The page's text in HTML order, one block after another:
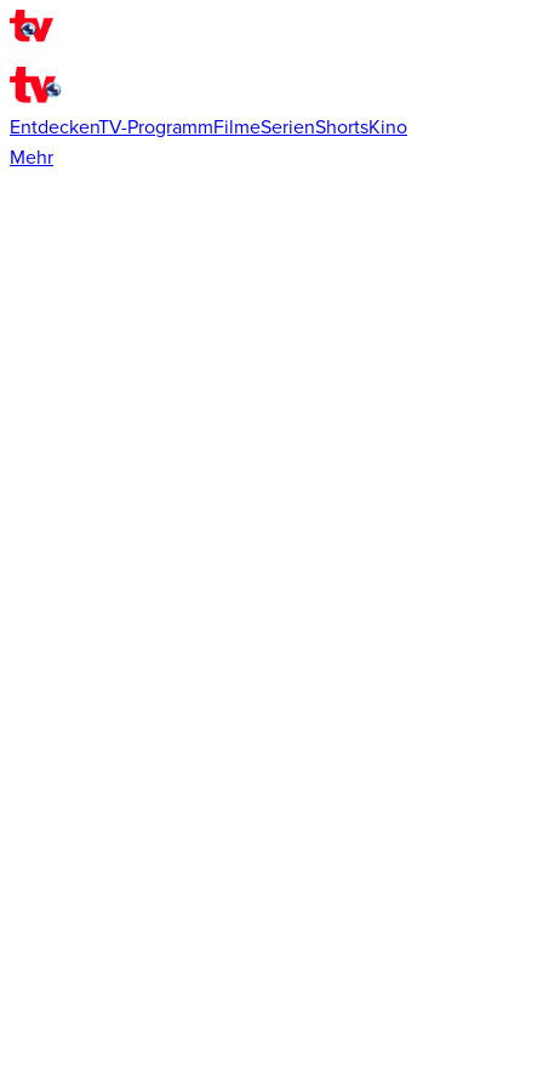
EntdeckenTV-ProgrammFilmeSerienShortsKino
Mehr